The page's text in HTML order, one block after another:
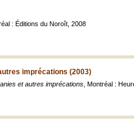
: Éditions du Noroît, 2008
imprécations (2003)
et autres imprécations , Montréal :